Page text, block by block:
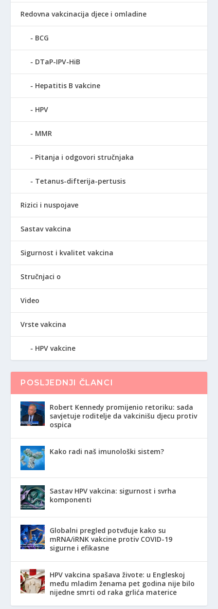
Redovna vakcinacija djece i omladine
BCG
DTaP-IPV-HiB
Hepatitis B vakcine
HPV
MMR
Pitanja i odgovori stručnjaka
Tetanus-difterija-pertusis
Rizici i nuspojave
Sastav vakcina
Sigurnost i kvalitet vakcina
Stručnjaci o
Video
Vrste vakcina
HPV vakcine
POSLJEDNJI ČLANCI
Robert Kennedy promijenio retoriku: sada
savjetuje roditelje da vakcinišu djecu protiv
ospica
Kako radi naš imunološki sistem?
Sastav HPV vakcina: sigurnost i svrha
komponenti
Globalni pregled potvđuje kako su
mRNA/iRNK vakcine protiv COVID-19
sigurne i efikasne
HPV vakcina spašava živote: u Engleskoj
među mladim ženama pet godina nije bilo
nijedne smrti od raka grlića materice